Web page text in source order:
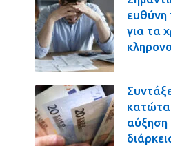
ευθύνη
για τα
αύξηση